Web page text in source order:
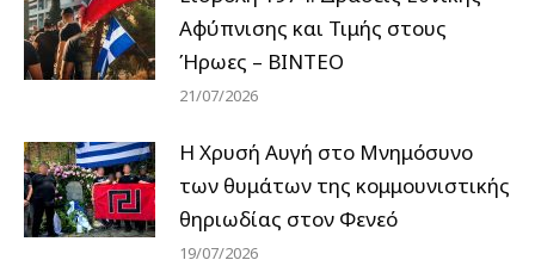
Αφύπνισης και Τιμής στους
Ήρωες – ΒΙΝΤΕΟ
21/07/2026
Η Χρυσή Αυγή στο Μνημόσυνο
των θυμάτων της κομμουνιστικής
θηριωδίας στον Φενεό
19/07/2026